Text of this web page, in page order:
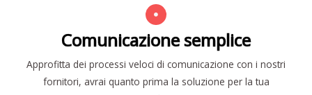
Comunicazione semplice
Approfitta dei processi veloci di comunicazione con i nostri
fornitori, avrai quanto prima la soluzione per la tua